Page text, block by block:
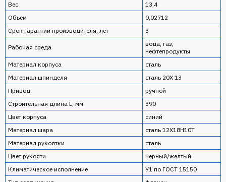
Вес
13,4
Объем
0,02712
Срок гарантии производителя, лет
3
Рабочая среда
вода, газ,
нефтепродукты
Материал корпуса
сталь
Материал шпинделя
сталь 20Х 13
Привод
ручной
Строительная длина L, мм
390
Цвет корпуса
синий
Материал шара
сталь 12Х18H10T
Материал рукоятки
сталь
Цвет рукояти
черный/желтый
Климатическое исполнение
У1 по ГОСТ 15150